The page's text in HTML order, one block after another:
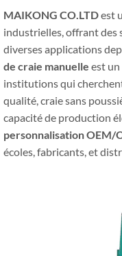
MAIKONG CO.LTDest
industrielles, offrant des
diverses applications
de craie manuelle est
institutions qui
qualité, craie sans
capacité de production
personnalisation OEM/
écoles, fabricants, et